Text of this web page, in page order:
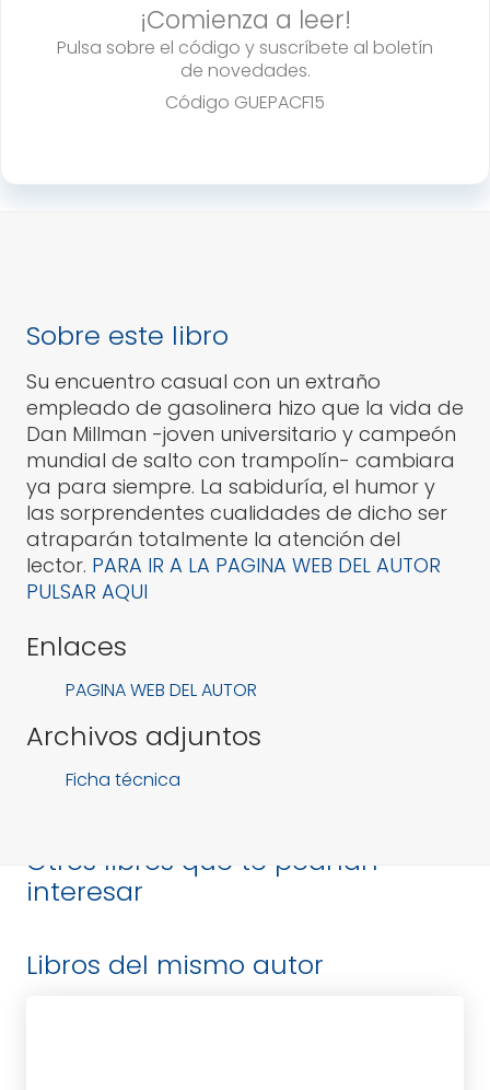
¡Comienza a leer!
Pulsa sobre el código y suscríbete al boletín
de novedades.
Código GUEPACF15
Sobre este libro
Su encuentro casual con un extraño
empleado de gasolinera hizo que la vida de
Dan Millman -joven universitario y campeón
mundial de salto con trampolín- cambiara
ya para siempre. La sabiduría, el humor y
las sorprendentes cualidades de dicho ser
atraparán totalmente la atención del
lector. PARA IR A LA PAGINA WEB DEL AUTOR
PULSAR AQUI
Enlaces
PAGINA WEB DEL AUTOR
Archivos adjuntos
Ficha técnica
Otros libros que te podrían
interesar
Libros del mismo autor